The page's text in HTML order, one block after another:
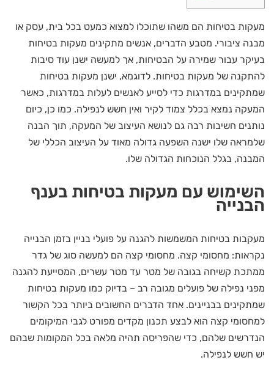
מעקות בטיחות הם משהו שתוכלו למצוא כמעט בכל בית, עסק או
מבנה ציבורי. מטבע הדברים, אנשים מתקינים מעקות בטיחות
בעיקר עבור שמירה על הבטיחות, אך למעשה ישנן עוד סיבות
להתקנה של מעקות בטיחות. לדוגמא, ישנן מעקות בטיחות
שמתקינים במדרגות כדי לסייע לאנשים לעלות במדרגות, כאשר
המעקה נמצא בכלל צמוד לקיר ואין חשש לנפילה. כמו כן, כיום
נותנים חשיבות רבה גם לנושא העיצוב של המעקה, תוך הבנה
שלמראה שלו ישנה השפעה גדולה מאוד על העיצוב הכללי של
המבנה, בגלל הנוכחות הגדולה שלו.
השימוש עם מעקות בטיחות בענף
הבנייה
מעקבות בטיחות המשמשות להגנה על פועלי בניין בזמן הבנייה
נקראות: מחסומי קצה. מחסומי קצה הם למעשה סוג של גדר
ממתכת קשיחה בגובה של מטר עד מטר עשרים, המסייעת להגנה
מפני נפילה של פועלים מגובה רב – בדיוק כמו מעקות בטיחות
שמתקינים בבניינים. אחד הדברים החשובים ביותר בכל הקשור
למחסומי קצה הוא לבצע תכנון מקדים מפורט לגבי המיקומים
הנדרשים שלהם, כדי שהפריסה תהיה מלאה בכל המקומות שבהם
יש חשש לנפילה.